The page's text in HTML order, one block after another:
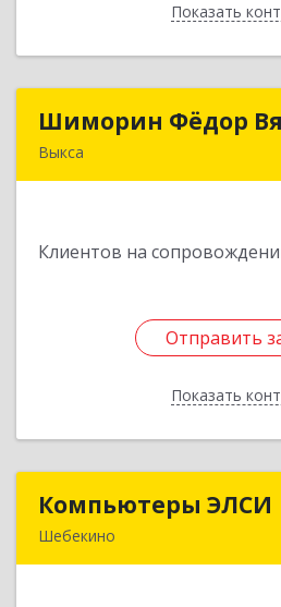
ПоказатьНазад
Шиморин Фёдор
Выкса
Клиентов на
Отправить
Показать
Шиморин Фёдор
Отправить
Назад
Компьютеры ЭЛСИ
Шебекино